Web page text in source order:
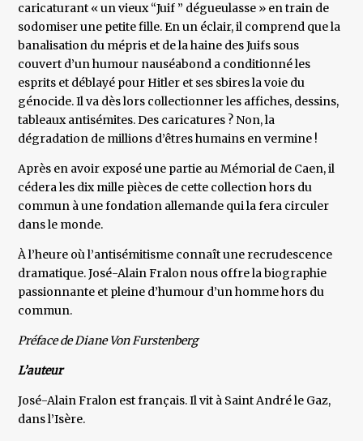
caricaturant « un vieux “Juif ” dégueulasse » en train de
sodomiser une petite fille. En un éclair, il comprend que la
banalisation du mépris et de la haine des Juifs sous
couvert d’un humour nauséabond a conditionné les
esprits et déblayé pour Hitler et ses sbires la voie du
génocide. Il va dès lors collectionner les affiches, dessins,
tableaux antisémites. Des caricatures ? Non, la
dégradation de millions d’êtres humains en vermine !
Après en avoir exposé une partie au Mémorial de Caen, il
cédera les dix mille pièces de cette collection hors du
commun à une fondation allemande qui la fera circuler
dans le monde.
À l’heure où l’antisémitisme connaît une recrudescence
dramatique. José-Alain Fralon nous offre la biographie
passionnante et pleine d’humour d’un homme hors du
commun.
Préface de Diane Von Furstenberg
L’auteur
José-Alain Fralon est français. Il vit à Saint André le Gaz,
dans l’Isère.